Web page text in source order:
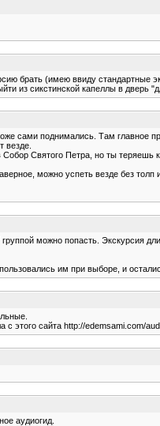
брать (имею ввиду стандартные
из сикстинской капеллы в дверь
сами поднимались. Там главное
везде.
Святого Петра, но ты
можно успеть везде без толп
можно попасть. Экскурсия
им при выборе, и
этого сайта http://edemsami.com/
аудиогид.